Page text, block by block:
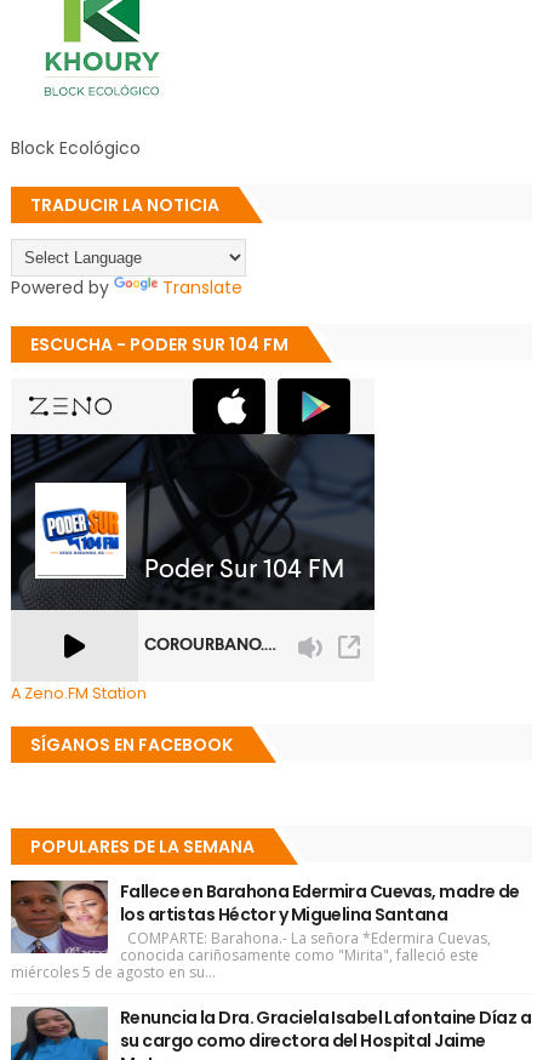
Block Ecológico
TRADUCIR LA NOTICIA
Powered by Translate
ESCUCHA - PODER SUR 104 FM
A Zeno.FM Station
SÍGANOS EN FACEBOOK
POPULARES DE LA SEMANA
Fallece en Barahona Edermira Cuevas, madre de
los artistas Héctor y Miguelina Santana
COMPARTE: Barahona.- La señora *Edermira Cuevas,
conocida cariñosamente como "Mirita", falleció este
miércoles 5 de agosto en su...
Renuncia la Dra. Graciela Isabel Lafontaine Díaz a
su cargo como directora del Hospital Jaime